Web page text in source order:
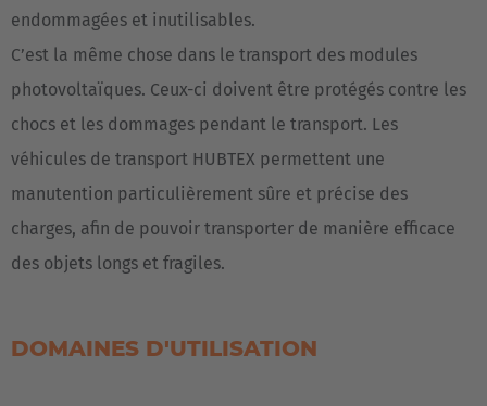
endommagées et inutilisables.
C’est la même chose dans le transport des modules
photovoltaïques. Ceux-ci doivent être protégés contre les
chocs et les dommages pendant le transport. Les
véhicules de transport HUBTEX permettent une
manutention particulièrement sûre et précise des
charges, afin de pouvoir transporter de manière efficace
des objets longs et fragiles.
DOMAINES D'UTILISATION